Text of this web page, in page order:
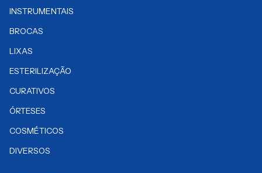
INSTRUMENTAIS
BROCAS
LIXAS
ESTERILIZAÇÃO
CURATIVOS
ÓRTESES
COSMÉTICOS
DIVERSOS